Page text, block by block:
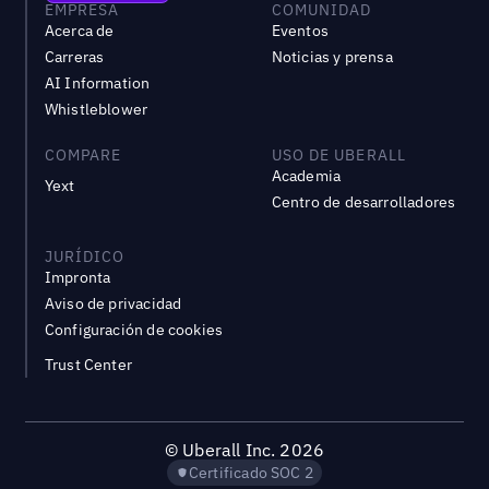
EMPRESA
Acerca de
Carreras
AI Information
Whistleblower
COMUNIDAD
Eventos
Noticias y prensa
COMPARE
Yext
USO DE UBERALL
Academia
Centro de desarrolladores
JURÍDICO
Impronta
Aviso de privacidad
Configuración de cookies
Trust Center
© Uberall Inc. 2026
Certificado SOC 2